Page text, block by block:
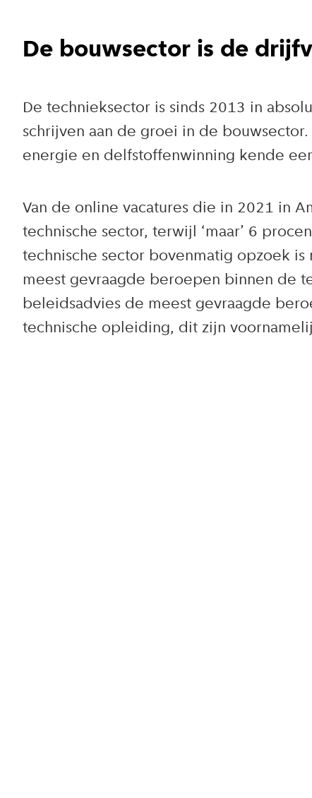
De bouwsector is de
De technieksector is sinds 2013 in
schrijven aan de groei in de
energie en delfstoffenwinning kende
Van de online vacatures die in 2021 in
technische sector, terwijl ‘maar’ 6
technische sector bovenmatig opzoek
meest gevraagde beroepen binnen de
beleidsadvies de meest gevraagde
technische opleiding, dit zijn